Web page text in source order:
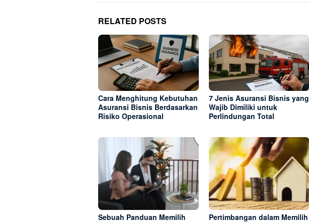
RELATED POSTS
Cara Menghitung Kebutuhan
Asuransi Bisnis Berdasarkan
Risiko Operasional
7 Jenis Asuransi Bisnis yang
Wajib Dimiliki untuk
Perlindungan Total
Sebuah Panduan Memilih
Pertimbangan dalam Memilih